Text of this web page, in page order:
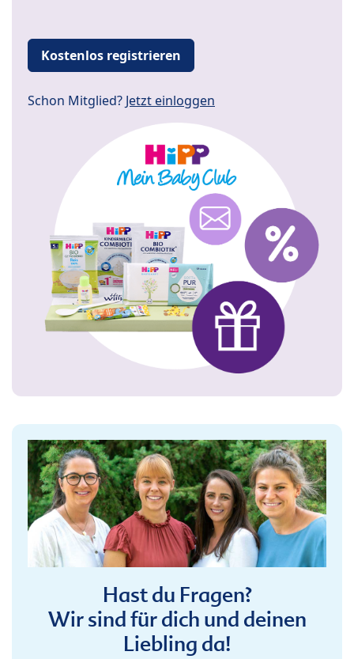
Kostenlos registrieren
Schon Mitglied? Jetzt einloggen
Hast du Fragen?
Wir sind für dich und deinen
Liebling da!